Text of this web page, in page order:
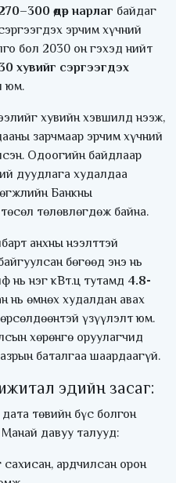
өдөр нарлаг байдаг
эрчим хүчний
бол 2030 он гэхэд нийт
хувийг сэргээгдэх
юм.
хувийн хэвшилд нээж,
зарчмаар эрчим хүчний
Одоогийн байдлаар
дуудлага худалдаа
Банкны
төлөвлөгдөж байна.
анхны нээлттэй
бөгөөд энэ нь
нь нэг кВт.ц тутамд 4.8-
нь өмнөх худалдан авах
үзүүлэлт юм.
хөрөнгө оруулагчид
баталгаа шаардаагүй.
эдийн засаг:
төвийн бүс болгон
давуу талууд:
ардчилсан орон